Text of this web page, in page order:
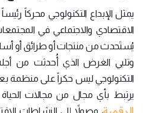
يمثل الإبداع التكنولوجي محركاً
الاقتصادي والاجتماعي في
يُستَحدث من منتجات أو طرائق أو
وتلبي الغرض الذي أُحدثت من
التكنولوجي ليس حكراً على منظمة
يرتبط بأي مجال من مجالات
، وصولاً إلى النشاطات